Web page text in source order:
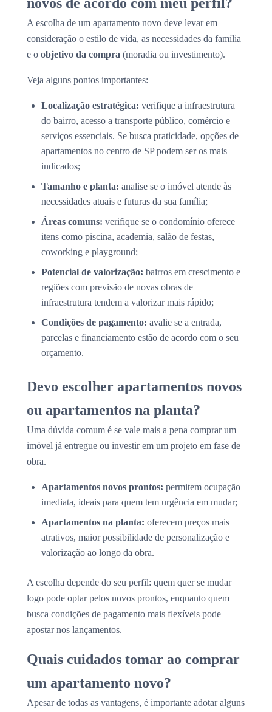
A escolha de um apartamento novo deve levar em
consideração o estilo de vida, as necessidades da família
e o objetivo da compra (moradia ou investimento).
Veja alguns pontos importantes:
Localização estratégica: verifique a infraestrutura
do bairro, acesso a transporte público, comércio e
serviços essenciais. Se busca praticidade, opções de
apartamentos no centro de SP podem ser os mais
indicados;
Tamanho e planta: analise se o imóvel atende às
necessidades atuais e futuras da sua família;
Áreas comuns: verifique se o condomínio oferece
itens como piscina, academia, salão de festas,
coworking e playground;
Potencial de valorização: bairros em crescimento e
regiões com previsão de novas obras de
infraestrutura tendem a valorizar mais rápido;
Condições de pagamento: avalie se a entrada,
parcelas e financiamento estão de acordo com o seu
orçamento.
Devo escolher apartamentos novos
ou apartamentos na planta?
Uma dúvida comum é se vale mais a pena comprar um
imóvel já entregue ou investir em um projeto em fase de
obra.
Apartamentos novos prontos: permitem ocupação
imediata, ideais para quem tem urgência em mudar;
Apartamentos na planta: oferecem preços mais
atrativos, maior possibilidade de personalização e
valorização ao longo da obra.
A escolha depende do seu perfil: quem quer se mudar
logo pode optar pelos novos prontos, enquanto quem
busca condições de pagamento mais flexíveis pode
apostar nos lançamentos.
Quais cuidados tomar ao comprar
um apartamento novo?
Apesar de todas as vantagens, é importante adotar alguns